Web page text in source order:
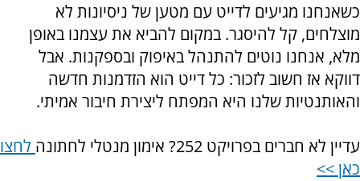
כשאנחנו מגיעים לדייט עם מטען של ניסיונות לא
מוצלחים, קל להיסגר. במקום להביא את עצמנו באופן
מלא, אנחנו נוטים להתנהל באיפוק ובספקנות. אבל
דווקא אז חשוב לזכור: כל דייט הוא הזדמנות חדשה
והאותנטיות שלנו היא המפתח ליצירת חיבור אמיתי.
עדיין לא חברים בפרויקט 252? אימון מנטלי לחתונה
לחצו
כאן >>